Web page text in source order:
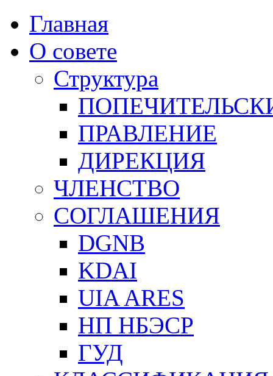
Главная
О совете
Структура
ПРАВЛЕНИЕ
ДИРЕКЦИЯ
ЧЛЕНСТВО
СОГЛАШЕНИЯ
DGNB
KDAI
UIA ARES
НП НБЭСР
ГУД